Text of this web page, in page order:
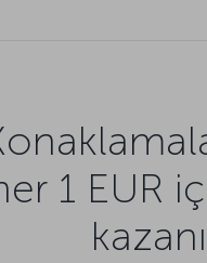
1 EUR